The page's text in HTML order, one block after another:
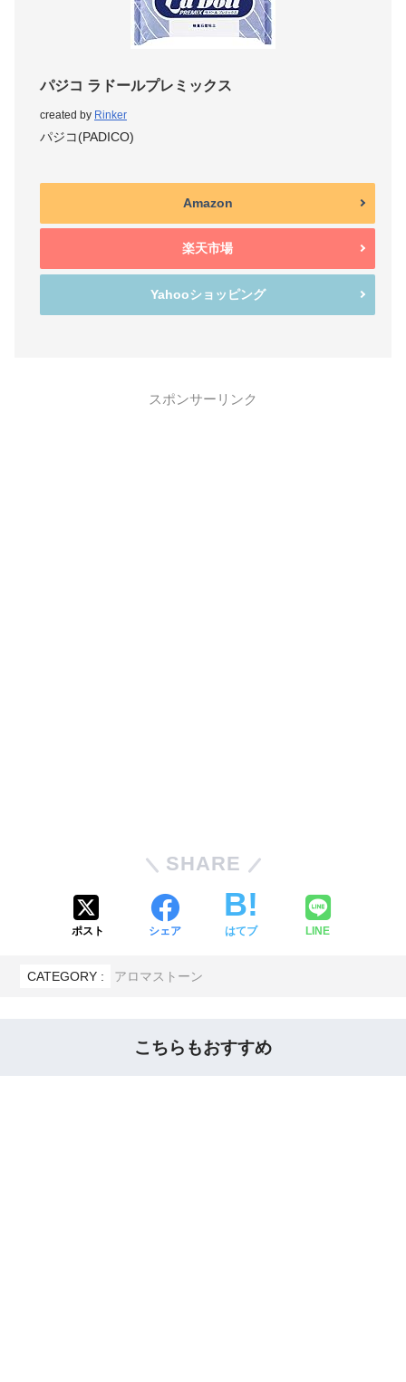
パジコ ラドールプレミックス
created by Rinker
パジコ(PADICO)
Amazon
楽天市場
Yahooショッピング
スポンサーリンク
SHARE
ポスト シェア はてブ LINE
CATEGORY : アロマストーン
こちらもおすすめ